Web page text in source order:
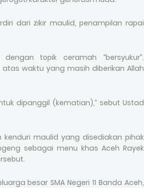
dari zikir maulid, penampilan rapai
topik ceramah “bersyukur”.
waktu yang masih diberikan Allah
dipanggil (kematian),” sebut Ustad
maulid yang disediakan pihak
sebagai menu khas Aceh Rayek
besar SMA Negeri 11 Banda Aceh,